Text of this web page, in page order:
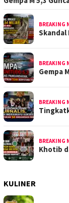
BREAKING
Skandal
BREAKING
Gempa
BREAKING
BREAKING
Khotib
KULINER